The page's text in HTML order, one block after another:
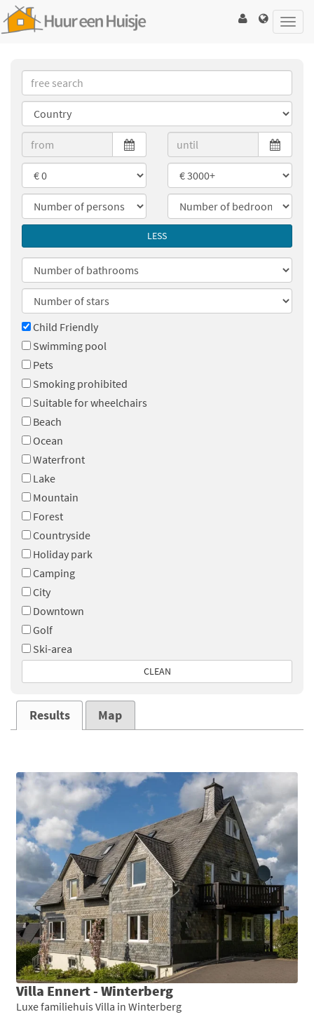
LESS
Child Friendly
Swimming pool
Pets
Smoking prohibited
Suitable for wheelchairs
Beach
Ocean
Waterfront
Lake
Mountain
Forest
Countryside
Holiday park
Camping
City
Downtown
Golf
Ski-area
CLEAN
Results Map
Villa Ennert - Winterberg
Luxe familiehuis Villa in Winterberg